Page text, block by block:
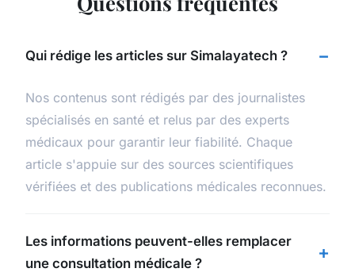
Qui rédige les articles sur Simalayatech ?
Nos contenus sont rédigés par des journalistes
spécialisés en santé et relus par des experts
médicaux pour garantir leur fiabilité. Chaque
article s'appuie sur des sources scientifiques
vérifiées et des publications médicales reconnues.
Les informations peuvent-elles remplacer
une consultation médicale ?